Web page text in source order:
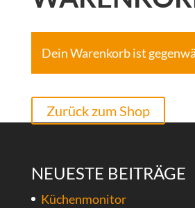
Dein Warenkorb ist
Zurück zum Shop
NEUESTE BEITRÄGE
Küchenmonitor